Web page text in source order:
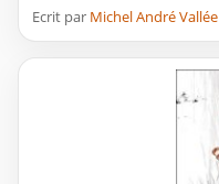
Ecrit par Michel André Vallée